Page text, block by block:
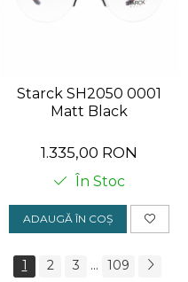
Starck SH2050 0001
Matt Black
1.335,00 RON
În Stoc
ADAUGĂ ÎN COȘ
1 2 3 ... 109